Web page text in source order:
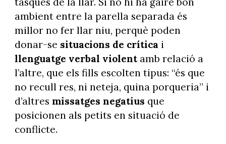
ambient entre la parella separada és
millor no fer llar niu, perquè poden
donar-se situacions de crítica i
llenguatge verbal violentamb relació a
l’altre, que els fills escolten tipus: “és que
no recull res, ni neteja, quina porqueria” i
d’altres missatges negatius que
posicionen als petits en situació de
conflicte.